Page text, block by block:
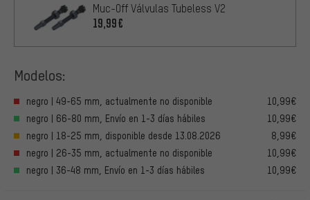
Muc-Off Válvulas Tubeless V2
19,99€
Modelos:
negro | 49-65 mm, actualmente no disponible
10,99€
negro | 66-80 mm, Envío en 1-3 días hábiles
10,99€
negro | 18-25 mm, disponible desde 13.08.2026
8,99€
negro | 26-35 mm, actualmente no disponible
10,99€
negro | 36-48 mm, Envío en 1-3 días hábiles
10,99€